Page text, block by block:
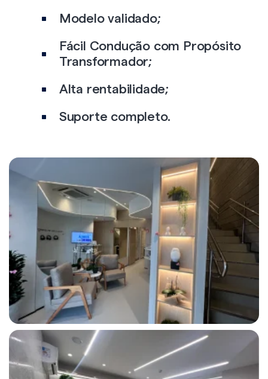
Modelo validado​;
Fácil Condução com Propósito
Transformador;
Alta rentabilidade;
Suporte completo.